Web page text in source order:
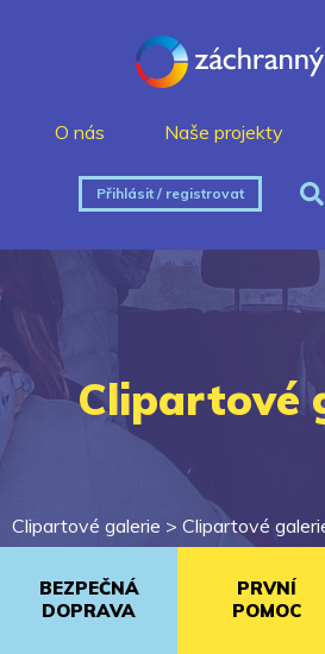
O nás Naše projekty
Přihlásit / registrovat
Clipartové
Clipartové galerie > Clipartové
BEZPEČNÁ
DOPRAVA
PRVNÍ
POMOC